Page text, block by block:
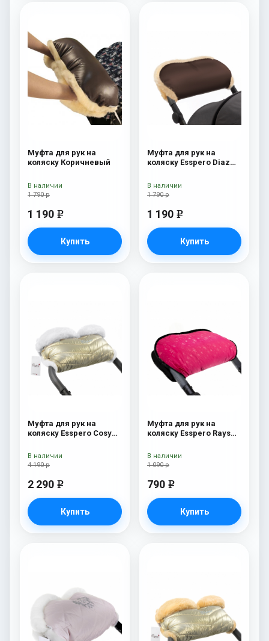
Муфта для рук на
коляску Коричневый
1 790 р
1 190 e
Купить
В наличии
Муфта для рук на
коляску Esspero Diaz
Chocolat
1 790 р
1 190 e
Купить
В наличии
Муфта для рук на
коляску Esspero Cosy
4 190 р
2 290 e
Купить
В наличии
Муфта для рук на
коляску Esspero Rays
1 090 р
790 e
Купить
В наличии